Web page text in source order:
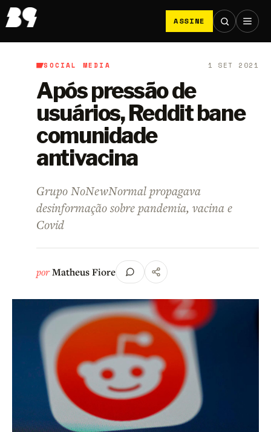
ASSINE
B9/Social Media
SOCIAL MEDIA 1 SET 2021
Após pressão de
usuários, Reddit bane
comunidade
antivacina
Grupo NoNewNormal propagava
desinformação sobre pandemia, vacina e
Covid
porMatheus Fiore